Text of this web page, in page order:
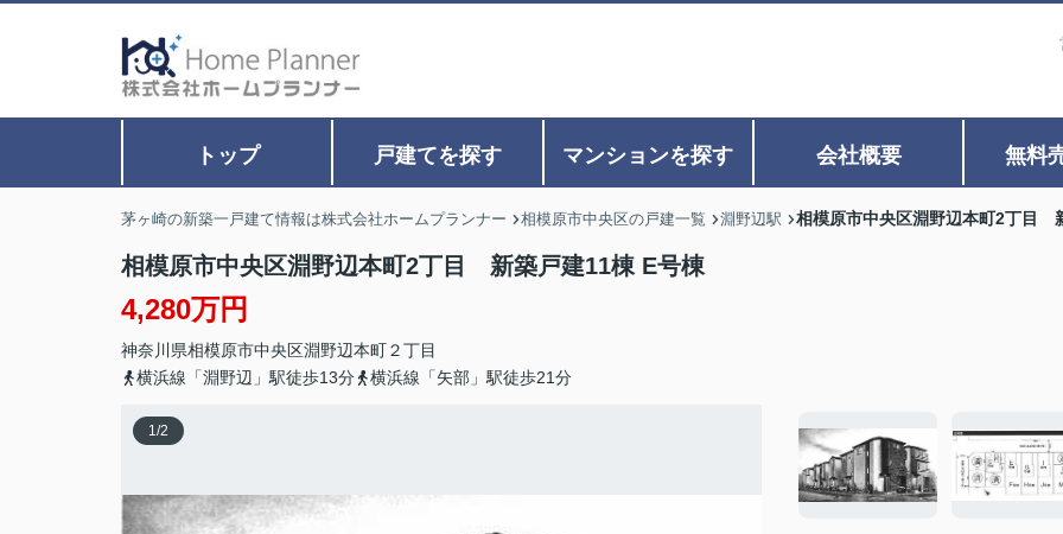
トップ 戸建てを探す マンションを探す 会社概要 無料
茅ヶ崎の新築一戸建て情報は株式会社ホームプランナー 相模原市中央区の戸建一覧 淵野辺駅 相模原市中央区淵野辺本町2丁目
相模原市中央区淵野辺本町2丁目 新築戸建11棟 E号棟
4,280万円
神奈川県相模原市中央区淵野辺本町２丁目
横浜線「淵野辺」駅徒歩13分
横浜線「矢部」駅徒歩21分
1/2